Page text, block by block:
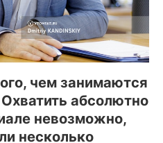
чем занимаются
абсолютно
невозможно,
несколько